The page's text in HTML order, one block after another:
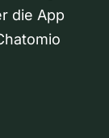
die App